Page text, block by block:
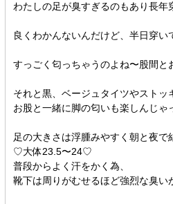
わたしの足が臭すぎるのもあり長
良くわかんないんだけど、半日穿い
すっごく匂っちゃうのよね〜股間
それと黒、ベージュタイツやストッ
お股と一緒に脚の匂いも楽しんじ
足の大きさは浮腫みやすく朝と夜
♡大体23.5〜24♡
普段からよく汗をかく為、
靴下は周りがむせるほど強烈な臭い